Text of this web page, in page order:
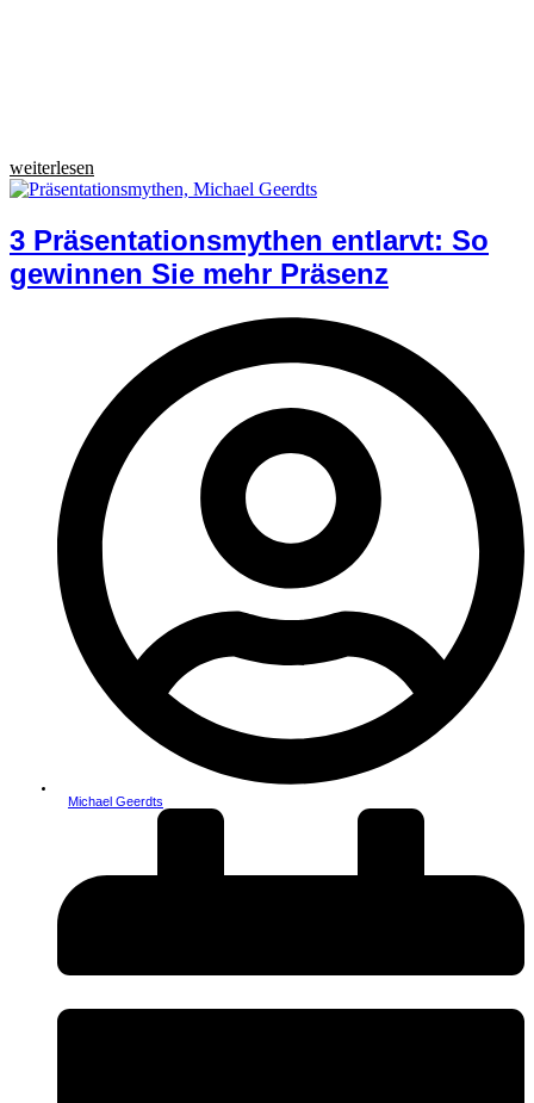
weiterlesen
3 Präsentationsmythen entlarvt: So
gewinnen Sie mehr Präsenz
Michael Geerdts